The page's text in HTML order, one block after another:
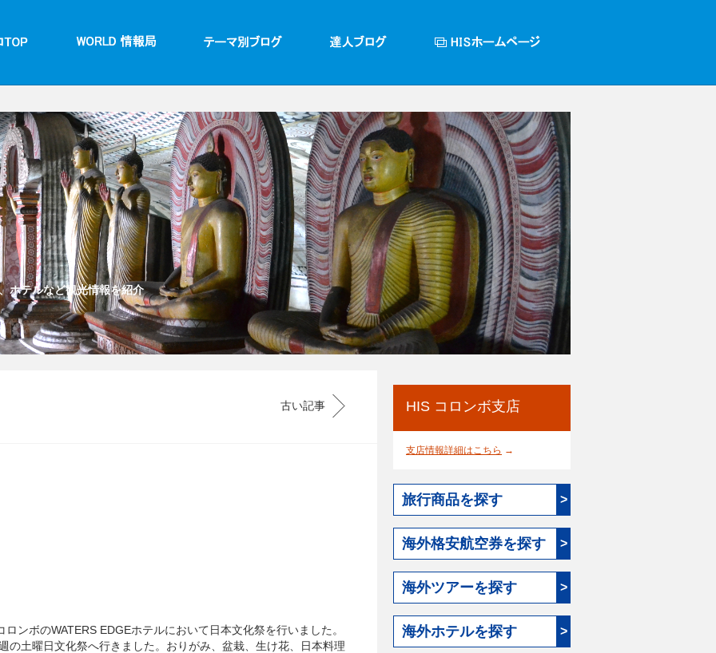
ホテルなど観光情報を紹介
古い記事
ンボのWATERS EDGEホテルにおいて日本文化祭を行いました。
の土曜日文化祭へ行きました。おりがみ、盆栽、生け花、日本料理
HIS コロンボ支店
支店情報詳細はこちら →
旅行商品を探す >
海外格安航空券を探す >
海外ツアーを探す >
海外ホテルを探す >